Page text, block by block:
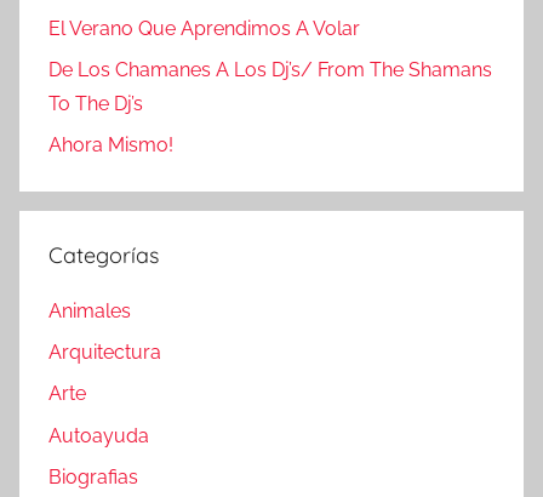
El Verano Que Aprendimos A Volar
De Los Chamanes A Los Dj’s/ From The Shamans
To The Dj’s
Ahora Mismo!
Categorías
Animales
Arquitectura
Arte
Autoayuda
Biografias